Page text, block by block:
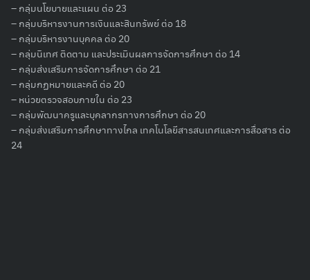
Search
for:
– กลุ่มนโยบายและแผน ต่อ 23
– กลุ่มบริหารงานการเงินและสินทรัพย์ ต่อ 18
– กลุ่มบริหารงานบุคคล ต่อ 20
– กลุ่มนิเทศ ติดตาม และประเมินผลการจัดการศึกษา ต่อ 14
– กลุ่มส่งเสริมการจัดการศึกษา ต่อ 21
– กลุ่มกฏหมายและคดี ต่อ 20
– หน่วยตรวจสอบภายใน ต่อ 23
– กลุ่มพัฒนาครูและบุคลากรทางการศึกษา ต่อ 20
– กลุ่มส่งเสริมการศึกษาทางไกล เทคโนโลยีสารสนเทศและการสื่อสาร ต่อ
24